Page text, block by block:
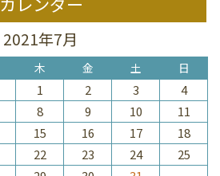
2021年7月
木 金 土 日
1 2 3
4
8 9 10
11
15 16 17
18
22 23 24
25